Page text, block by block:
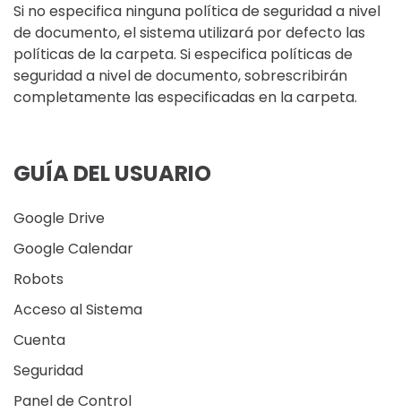
Si no especifica ninguna política de seguridad a nivel
de documento, el sistema utilizará por defecto las
políticas de la carpeta. Si especifica políticas de
seguridad a nivel de documento, sobrescribirán
completamente las especificadas en la carpeta.
GUÍA DEL USUARIO
Google Drive
Google Calendar
Robots
Acceso al Sistema
Cuenta
Seguridad
Panel de Control